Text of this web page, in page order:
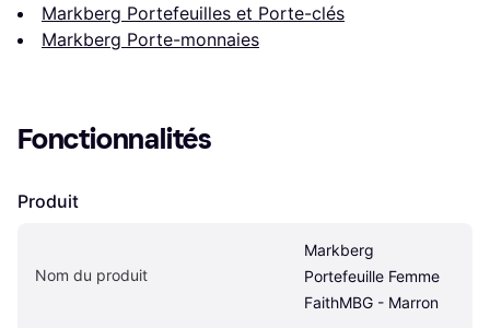
Markberg Portefeuilles et Porte-clés
Markberg Porte-monnaies
Fonctionnalités
Produit
Nom du produit
Markberg
Portefeuille Femme
FaithMBG - Marron